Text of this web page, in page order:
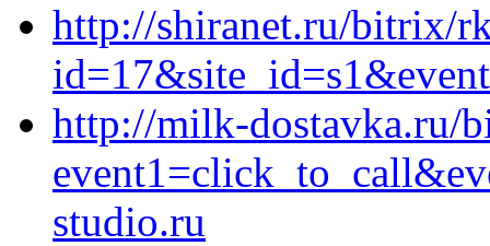
http://shiranet.ru/bitrix/
http://milk-dostavka.ru/
studio.ru